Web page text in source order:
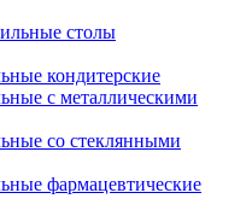
столы
кондитерские
с металлическими
со стеклянными
фармацевтические